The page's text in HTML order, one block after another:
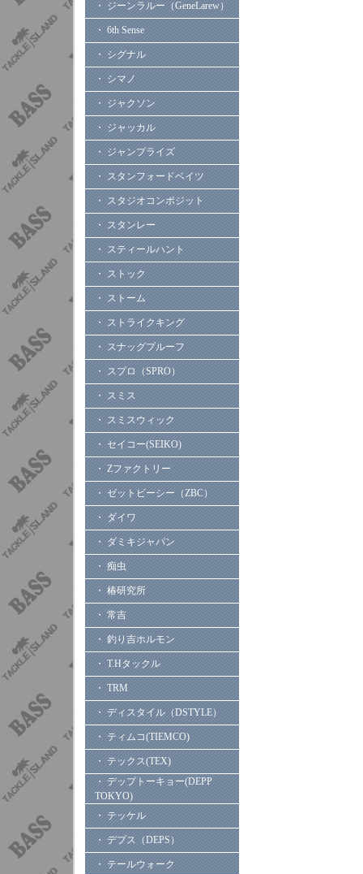
・ ジーンラルー（GeneLarew）
・ 6th Sense
・ シグナル
・ シマノ
・ ジャクソン
・ ジャッカル
・ ジャンプライズ
・ スタンフォードベイツ
・ スタジオコンポジット
・ スタンレー
・ スティールハント
・ ストック
・ ストーム
・ ストライクキング
・ スナッグプルーフ
・ スプロ（SPRO）
・ スミス
・ スミスウィック
・ セイコー(SEIKO)
・ Zファクトリー
・ ゼットビーシー（ZBC）
・ ダイワ
・ ダミキジャパン
・ 痴虫
・ 椿研究所
・ 常吉
・ 釣り吉ホルモン
・ T.Hタックル
・ TRM
・ ディスタイル（DSTYLE）
・ ティムコ(TIEMCO)
・ テックス(TEX)
・ デップトーキョー(DEPP
TOKYO)
・ テッケル
・ デプス（DEPS）
・ テールウォーク